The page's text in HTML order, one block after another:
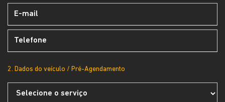
2. Dados do veículo / Pré-Agendamento